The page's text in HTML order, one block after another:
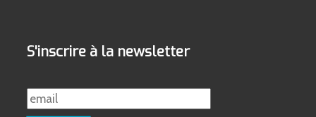
S'inscrire à la newsletter